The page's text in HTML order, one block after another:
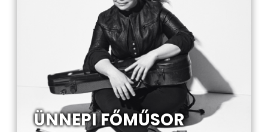
ÜNNEPI FŐMŰSOR